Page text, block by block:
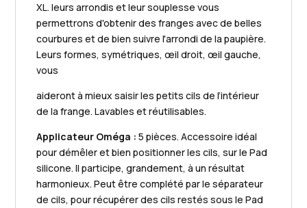
XL. leurs arrondis et leur souplesse vous
permettrons d'obtenir des franges avec de belles
courbures et de bien suivre l'arrondi de la paupière.
Leurs formes, symétriques, œil droit, œil gauche,
vous
aideront à mieux saisir les petits cils de l’intérieur
de la frange. Lavables et réutilisables.
Applicateur Oméga :5 pièces. Accessoire idéal
pour démêler et bien positionner les cils, sur le Pad
silicone. Il participe, grandement, à un résultat
harmonieux. Peut être complété par le séparateur
de cils, pour récupérer des cils restés sous le Pad